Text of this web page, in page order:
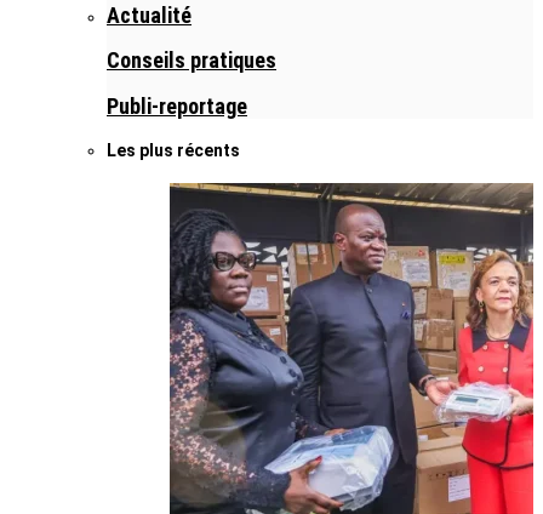
Actualité
Conseils pratiques
Publi-reportage
Les plus récents